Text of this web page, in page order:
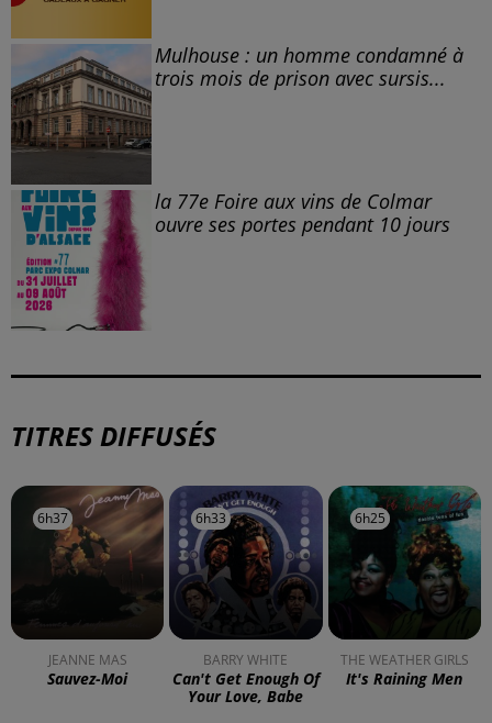
Mulhouse : un homme condamné à
trois mois de prison avec sursis...
la 77e Foire aux vins de Colmar
ouvre ses portes pendant 10 jours
TITRES DIFFUSÉS
6h37
6h37
JEANNE MAS
Sauvez-Moi
6h33
6h33
BARRY WHITE
Can't Get Enough Of
Your Love, Babe
6h25
6h25
THE WEATHER GIRLS
It's Raining Men